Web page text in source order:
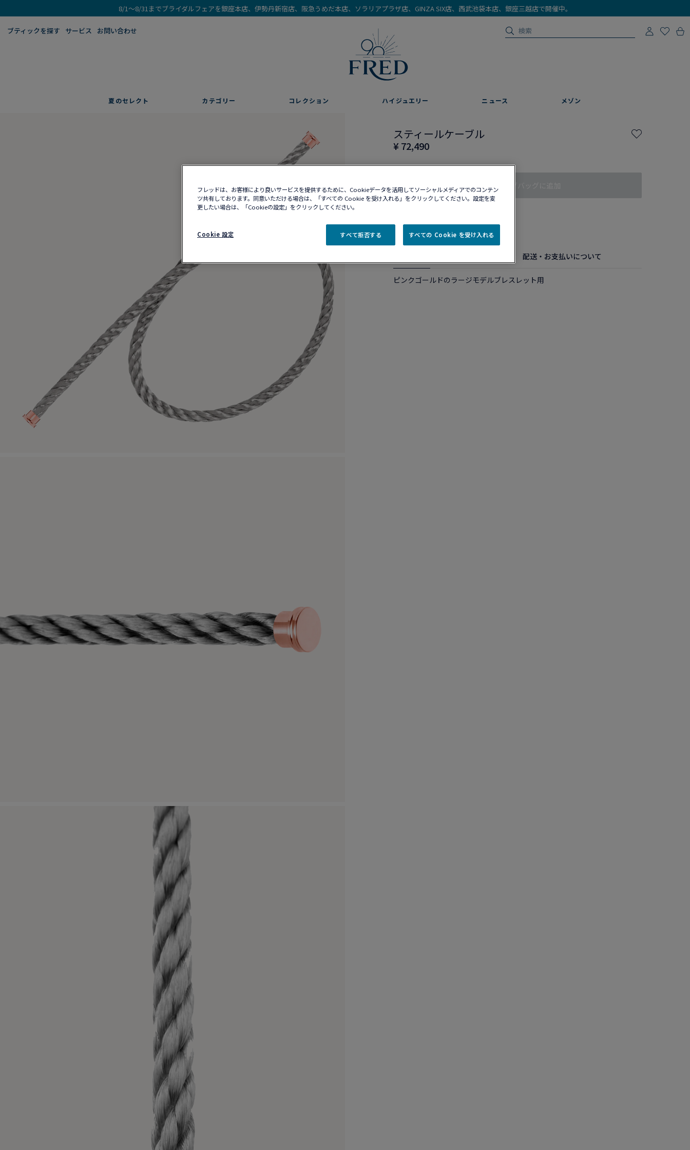
8/1～8/31までブライダルフェアを銀座本店、伊勢丹新宿店、阪急うめだ本店、ソラリアプラザ店、GINZA SIX店、西武池袋本店、銀座三越店で開催中。
ブティックを探す​ サービス お問い合わせ
夏のセレクト カテゴリー コレクション ハイジュエリー ニュース メゾン
スティールケーブル
¥ 72,490
ショッピングバッグに追加
配送・お支払いについて
ピンクゴールドのラージモデルブレスレット用
フレッドは、お客様により良いサービスを提供するために、Cookieデータを活用してソーシャルメディアでのコンテン
ツ共有しております。同意いただける場合は、「すべての Cookie を受け入れる」をクリックしてください。設定を変
更したい場合は、「Cookieの設定」をクリックしてください。
Cookie 設定 すべて拒否する すべての Cookie を受け入れる